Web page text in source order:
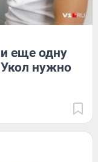
еще одну
нужно